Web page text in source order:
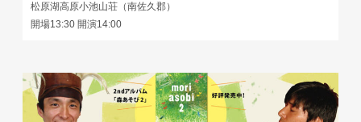
松原湖高原小池山荘（南佐久郡）
開場13:30 開演14:00